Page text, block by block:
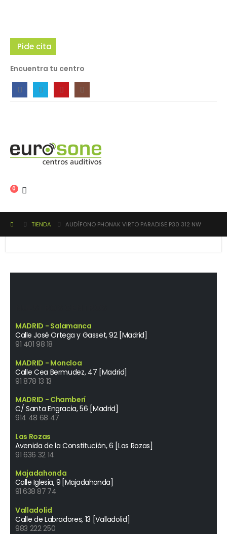
Pide cita
Encuentra tu centro
0
TIENDA AUDÍFONO PHONAK VIRTO PARADISE P30 312 NW
MADRID - Salamanca
Calle José Ortega y Gasset, 92 [Madrid]
91 401 98 18
MADRID - Moncloa
Calle Cea Bermudez, 47 [Madrid]
91 878 13 13
MADRID - Chamberí
C/ Santa Engracia, 56 [Madrid]
914 48 68 47
Las Rozas
Avenida de la Constitución, 6 [Las Rozas]
91 636 32 14
Majadahonda
Calle Iglesia, 9 [Majadahonda]
91 638 87 74
Valladolid
Calle de Labradores, 13 [Valladolid]
983 222 250